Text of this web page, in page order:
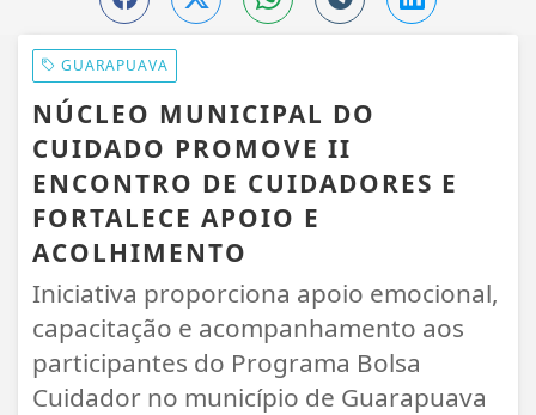
GUARAPUAVA
NÚCLEO MUNICIPAL DO
CUIDADO PROMOVE II
ENCONTRO DE CUIDADORES E
FORTALECE APOIO E
ACOLHIMENTO
Iniciativa proporciona apoio emocional,
capacitação e acompanhamento aos
participantes do Programa Bolsa
Cuidador no município de Guarapuava